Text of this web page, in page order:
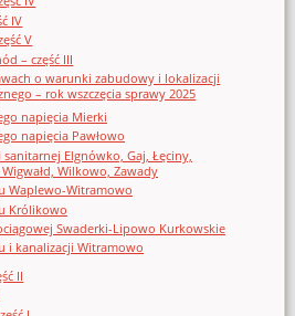
IV
V
– część III
o warunki zabudowy i lokalizacji
– rok wszczęcia sprawy 2025
napięcia Mierki
napięcia Pawłowo
Elgnówko, Gaj, Łęciny,
Wilkowo, Zawady
Waplewo-Witramowo
Królikowo
Swaderki-Lipowo Kurkowskie
i kanalizacji Witramowo
II